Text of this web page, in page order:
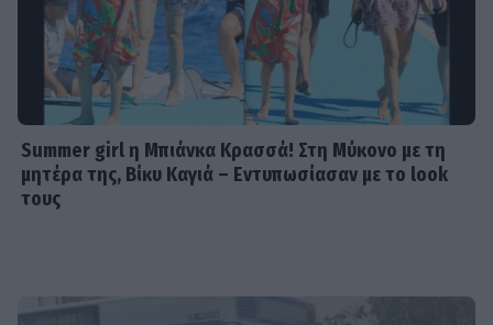
Summer girl η Μπιάνκα Κρασσά! Στη Μύκονο με τη
μητέρα της, Βίκυ Καγιά – Εντυπωσίασαν με το look
τους